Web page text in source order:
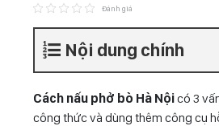
Đánh giá
Nội dung chính
Cách nấu phở bò Hà Nộicó 3
công thức và dùng thêm công cụ